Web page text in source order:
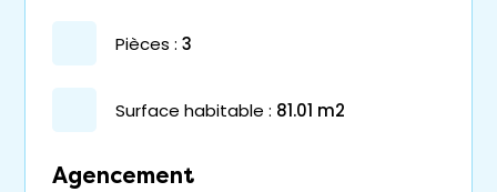
pièces : 3
surface habitable : 81.01 m2
Agencement